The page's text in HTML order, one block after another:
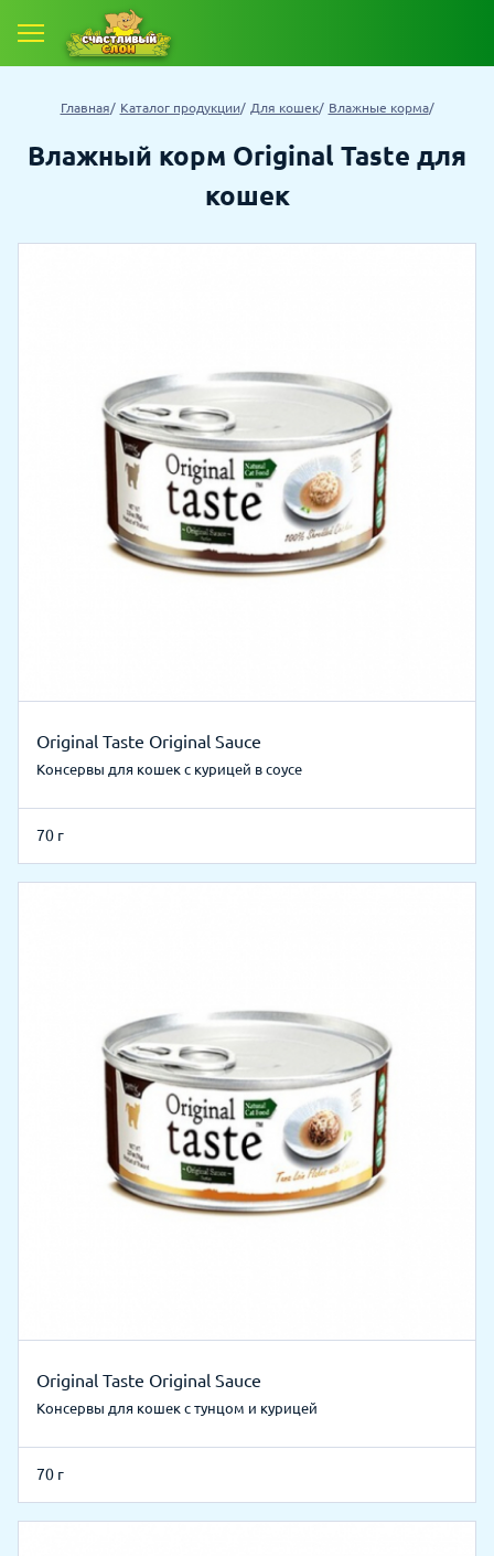
Главная Каталог продукции Для кошек Влажные корма
Влажный корм Original Taste для
кошек
Original Taste Original Sauce
Консервы для кошек с курицей в соусе
70 г
Original Taste Original Sauce
Консервы для кошек с тунцом и курицей
70 г